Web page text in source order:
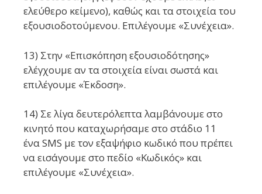
ελεύθερο κείμενο), καθώς και τα στοιχεία του
εξουσιοδοτούμενου. Επιλέγουμε «Συνέχεια».
13) Στην «Επισκόπηση εξουσιοδότησης»
ελέγχουμε αν τα στοιχεία είναι σωστά και
επιλέγουμε «Έκδοση».
14) Σε λίγα δευτερόλεπτα λαμβάνουμε στο
κινητό που καταχωρήσαμε στο στάδιο 11
ένα SMS με τον εξαψήφιο κωδικό που πρέπει
να εισάγουμε στο πεδίο «Κωδικός» και
επιλέγουμε «Συνέχεια».